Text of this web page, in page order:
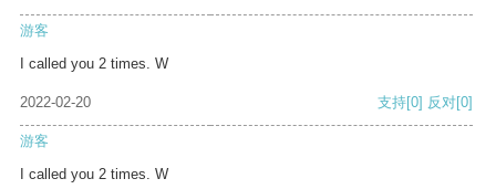
游客
I called you 2 times. W
2022-02-20 支持[0] 反对[0]
游客
I called you 2 times. W